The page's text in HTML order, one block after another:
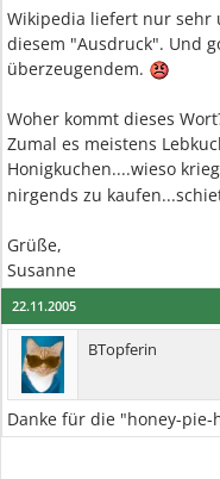
Wikipedia liefert nur sehr
diesem "Ausdruck". Und
überzeugendem.
Woher kommt dieses
Zumal es meistens
Honigkuchen....wieso
nirgends zu
Grüße,
Susanne
22.11.2005
BTopferin
Danke für die "honey-pie-